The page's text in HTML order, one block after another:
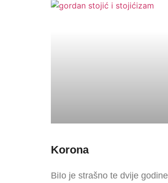
Korona
BiIo je strašno te dvije